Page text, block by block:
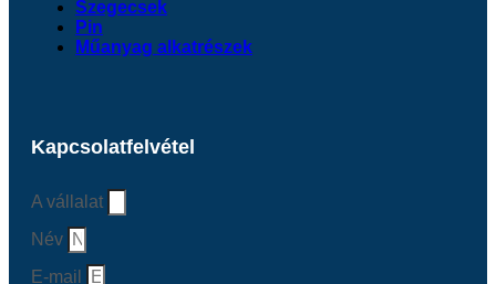
Szegecsek
Pin
Műanyag alkatrészek
Kapcsolatfelvétel
A vállalat
Név
E-mail